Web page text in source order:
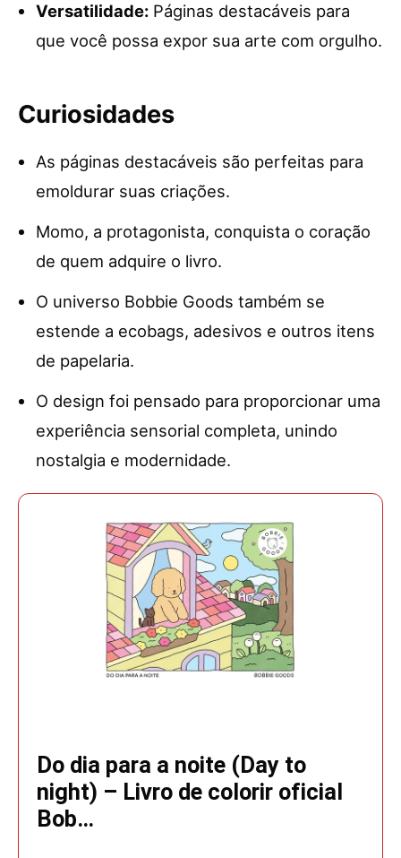
Versatilidade: Páginas destacáveis para
que você possa expor sua arte com orgulho.
Curiosidades
As páginas destacáveis são perfeitas para
emoldurar suas criações.
Momo, a protagonista, conquista o coração
de quem adquire o livro.
O universo Bobbie Goods também se
estende a ecobags, adesivos e outros itens
de papelaria.
O design foi pensado para proporcionar uma
experiência sensorial completa, unindo
nostalgia e modernidade.
Do dia para a noite (Day to
night) – Livro de colorir oficial
Bob…